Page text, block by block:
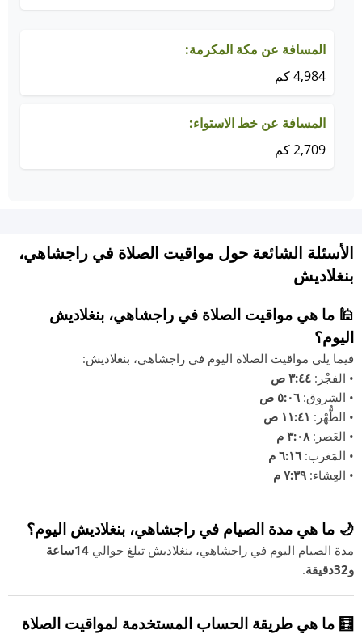
المسافة عن مكة المكرمة:
4,984 كم
المسافة عن خط الاستواء:
2,709 كم
الأسئلة الشائعة حول مواقيت الصلاة في راجشاهي،
بنغلاديش
🕌 ما هي مواقيت الصلاة في راجشاهي، بنغلاديش
اليوم؟
فيما يلي مواقيت الصلاة اليوم في راجشاهي، بنغلاديش:
• الفجْر: ٣:٤٤ ص
• الشروق: ٥:٠٦ ص
• الظُّهْر: ١١:٤١ ص
• العَصر:٣:٠٨ م
• المَغرب: ٦:١٦ م
• العِشاء: ٧:٣٩ م
🌙 ما هي مدة الصيام في راجشاهي، بنغلاديش اليوم؟
مدة الصيام اليوم في راجشاهي، بنغلاديش تبلغ حوالي
14ساعة
و32دقيقة
.
🧮 ما هي طريقة الحساب المستخدمة لمواقيت الصلاة